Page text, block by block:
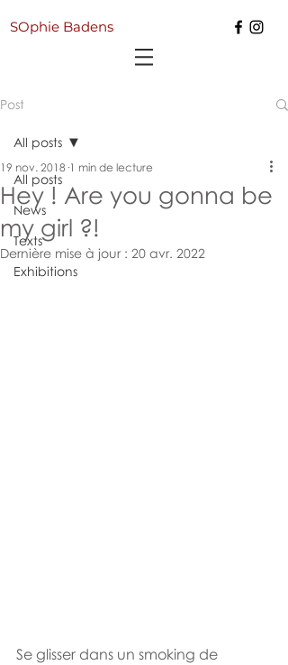
SOphie Badens
Post
All posts
News
Texts
Exhibitions
All posts
Hey ! Are you gonna be
my girl ?!
19 nov. 2018 1 min de lecture
Dernière mise à jour : 20 avr. 2022
Se glisser dans un smoking de